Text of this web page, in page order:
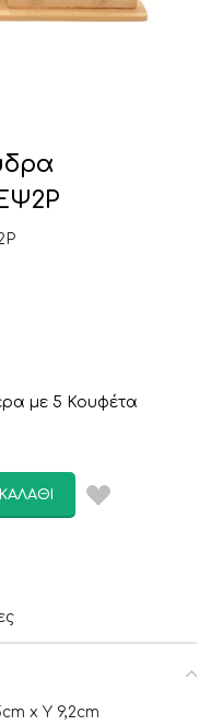
με 5 Κουφέτα
x Υ 9,2cm